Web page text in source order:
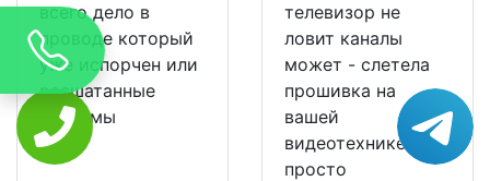
всего дело в
проводе который
уже испорчен или
расшатанные
разъемы
телевизор не
ловит каналы
может - слетела
прошивка на
вашей
видеотехнике и ее
просто